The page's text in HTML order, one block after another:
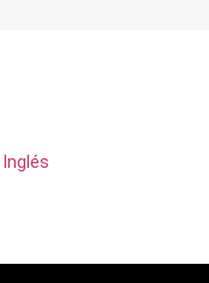
Inglés